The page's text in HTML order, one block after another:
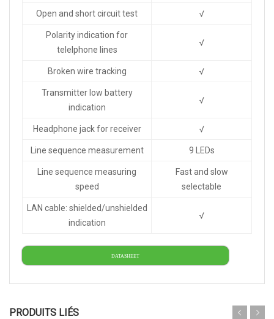
Open and short circuit test √
Polarity indication for
telelphone lines
√
Broken wire tracking √
Transmitter low battery
indication
√
Headphone jack for receiver √
Line sequence measurement 9 LEDs
Line sequence measuring
speed
Fast and slow
selectable
LAN cable: shielded/unshielded
indication
√
DATASHEET
PRODUITS LIÉS